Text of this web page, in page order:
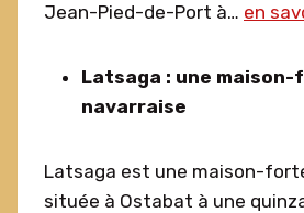
Jean-Pied-de-Port à… en
Latsaga : une
navarraise
Latsaga est une maison-
située à Ostabat à une